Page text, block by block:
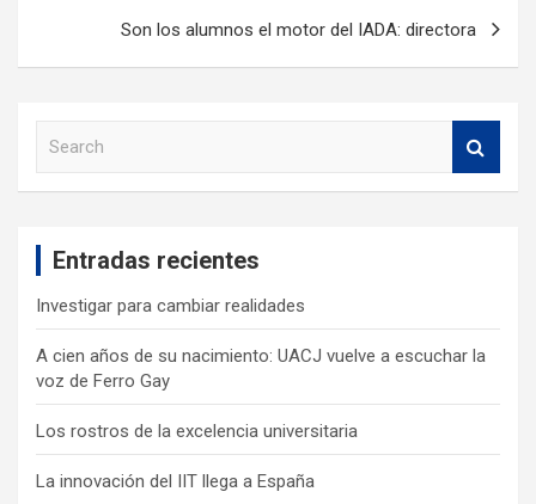
Son los alumnos el motor del IADA: directora
Entradas recientes
Investigar para cambiar realidades
A cien años de su nacimiento: UACJ vuelve a escuchar la
voz de Ferro Gay
Los rostros de la excelencia universitaria
La innovación del IIT llega a España